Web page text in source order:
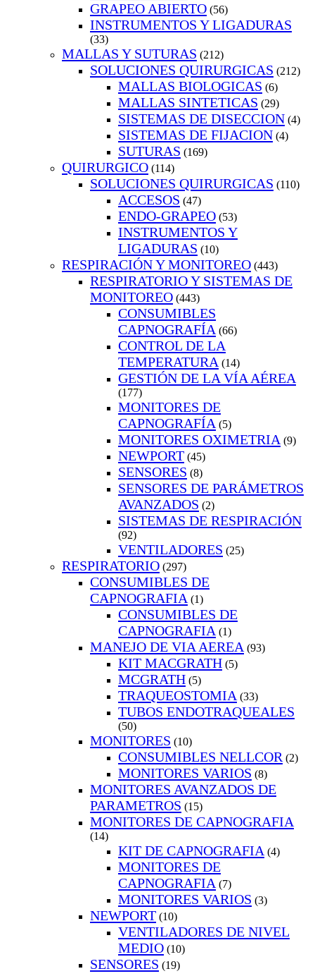
GRAPEO ABIERTO (56)
INSTRUMENTOS Y LIGADURAS
(33)
MALLAS Y SUTURAS (212)
SOLUCIONES QUIRURGICAS (212)
MALLAS BIOLOGICAS (6)
MALLAS SINTETICAS (29)
SISTEMAS DE DISECCION (4)
SISTEMAS DE FIJACION (4)
SUTURAS (169)
QUIRURGICO (114)
SOLUCIONES QUIRURGICAS (110)
ACCESOS (47)
ENDO-GRAPEO (53)
INSTRUMENTOS Y
LIGADURAS (10)
RESPIRACIÓN Y MONITOREO (443)
RESPIRATORIO Y SISTEMAS DE
MONITOREO (443)
CONSUMIBLES
CAPNOGRAFÍA (66)
CONTROL DE LA
TEMPERATURA (14)
GESTIÓN DE LA VÍA AÉREA
(177)
MONITORES DE
CAPNOGRAFÍA (5)
MONITORES OXIMETRIA (9)
NEWPORT (45)
SENSORES (8)
SENSORES DE PARÁMETROS
AVANZADOS (2)
SISTEMAS DE RESPIRACIÓN
(92)
VENTILADORES (25)
RESPIRATORIO (297)
CONSUMIBLES DE
CAPNOGRAFIA (1)
CONSUMIBLES DE
CAPNOGRAFIA (1)
MANEJO DE VIA AEREA (93)
KIT MACGRATH (5)
MCGRATH (5)
TRAQUEOSTOMIA (33)
TUBOS ENDOTRAQUEALES
(50)
MONITORES (10)
CONSUMIBLES NELLCOR (2)
MONITORES VARIOS (8)
MONITORES AVANZADOS DE
PARAMETROS (15)
MONITORES DE CAPNOGRAFIA
(14)
KIT DE CAPNOGRAFIA (4)
MONITORES DE
CAPNOGRAFIA (7)
MONITORES VARIOS (3)
NEWPORT (10)
VENTILADORES DE NIVEL
MEDIO (10)
SENSORES (19)